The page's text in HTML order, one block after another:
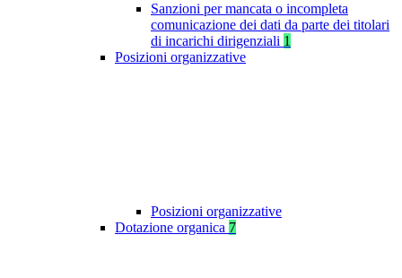
Sanzioni per mancata o incompleta
comunicazione dei dati da parte dei titolari
di incarichi dirigenziali 1
Posizioni organizzative
Posizioni organizzative
Dotazione organica 7